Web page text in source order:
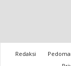
Redaksi